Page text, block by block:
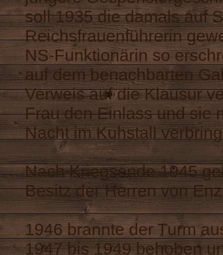
soll 1935 die damals auf
Reichsfrauenführerin
NS-Funktionärin so
auf dem benachbarten
Verweis auf die Klausur
Frau den Einlass und sie
Nacht im Kuhstall
Nach Kriegsende 1945
Besitz der Herren von
1946 brannte der Turm
1947 bis 1949 behoben